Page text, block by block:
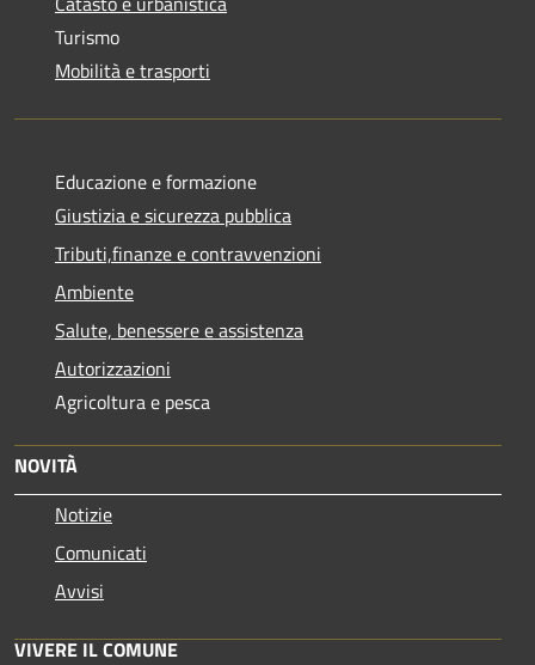
Turismo
Mobilità e trasporti
Educazione e formazione
Giustizia e sicurezza pubblica
Tributi,finanze e contravvenzioni
Ambiente
Salute, benessere e assistenza
Autorizzazioni
Agricoltura e pesca
NOVITÀ
Notizie
Comunicati
Avvisi
VIVERE IL COMUNE